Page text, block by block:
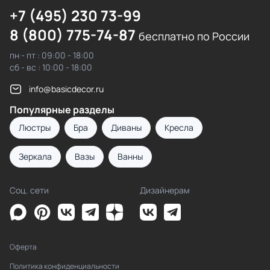
+7 (495) 230 73-99
8 (800) 775-74-87 бесплатно по России
пн - пт : 09:00 - 18:00
сб - вс : 10:00 - 18:00
info@basicdecor.ru
Популярные разделы
Люстры Бра Диваны Кресла
Зеркала Вазы Ванны
Соц. сети Дизайнерам
Оферта
Политика конфиденциальности